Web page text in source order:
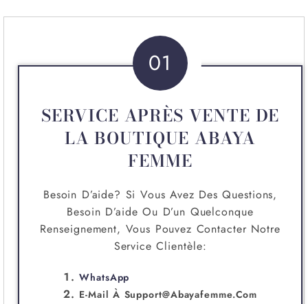
01
SERVICE APRÈS VENTE DE
LA BOUTIQUE ABAYA
FEMME
Besoin D’aide? Si Vous Avez Des Questions,
Besoin D’aide Ou D’un Quelconque
Renseignement, Vous Pouvez Contacter Notre
Service Clientèle:
WhatsApp
E-Mail À Support@abayafemme.com